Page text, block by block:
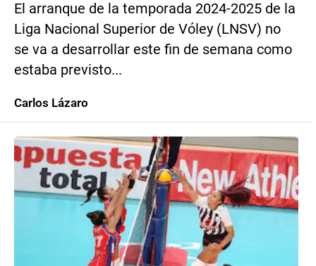
El arranque de la temporada 2024-2025 de la
Liga Nacional Superior de Vóley (LNSV) no
se va a desarrollar este fin de semana como
estaba previsto...
Carlos Lázaro